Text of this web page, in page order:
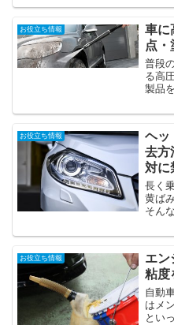
けら
か、
で、
お役立ち情報
車に
点・
普段
る高
製品
ター
キレ
お役立ち情報
ヘッ
去方
対に
長く
黄ば
そん
ると
店に
お役立ち情報
エン
粘度
自動
はメ
とい